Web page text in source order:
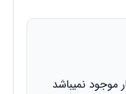
موجود نمیباشد